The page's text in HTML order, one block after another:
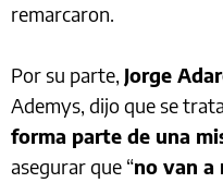
remarcaron.
Por su parte, Jorge
Ademys, dijo que se
forma parte de una
asegurar que “no van a